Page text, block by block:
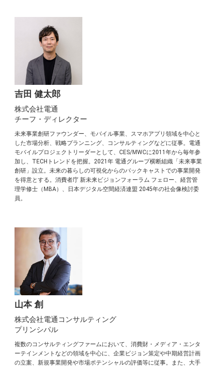
吉田 健太郎
株式会社電通
チーフ・ディレクター
未来事業創研ファウンダー、モバイル事業、スマホアプリ領域を中心と
した市場分析、戦略プランニング、コンサルティングなどに従事。電通
モバイルプロジェクトリーダーとして、CES/MWCに2011年から毎年参
加し、TECHトレンドを把握。2021年 電通グループ横断組織「未来事業
創研」設立。未来の暮らしの可視化からのバックキャストでの事業開発
を得意とする。消費者庁 新未来ビジョンフォーラム フェロー、経営管
理学修士（MBA）、日本デジタル空間経済連盟 2045年の社会像検討委
員。
山本 創
株式会社電通コンサルティング
プリンシパル
複数のコンサルティングファームにおいて、消費財・メディア・エンタ
ーテインメントなどの領域を中心に、企業ビジョン策定や中期経営計画
の立案、新規事業開発や市場ポテンシャルの評価等に従事。また、大手